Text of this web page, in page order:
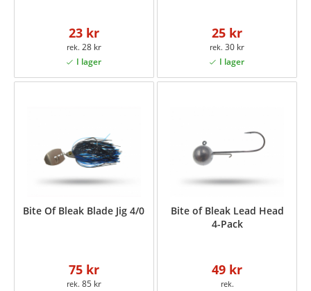
23 kr
28 kr
25 kr
30 kr
Bite Of Bleak Blade Jig 4/0
75 kr
85 kr
Bite of Bleak Lead Head
4-Pack
49 kr